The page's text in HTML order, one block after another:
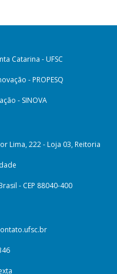
Catarina - UFSC
- PROPESQ
- SINOVA
Lima, 222 - Loja 03, Reitoria
- CEP 88040-400